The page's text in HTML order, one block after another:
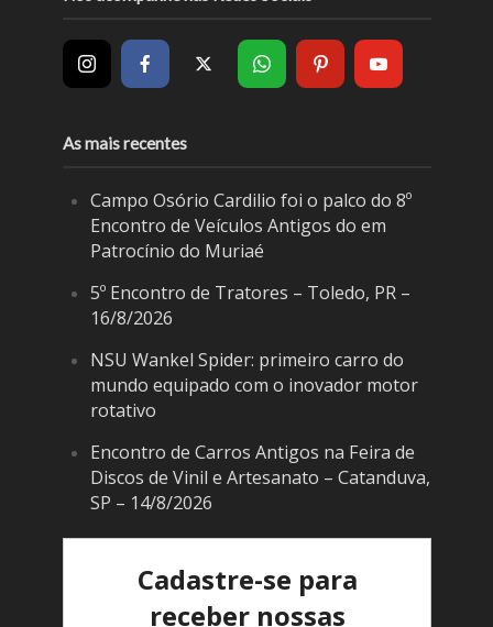
As mais recentes
Campo Osório Cardilio foi o palco do 8º
Encontro de Veículos Antigos do em
Patrocínio do Muriaé
5º Encontro de Tratores – Toledo, PR –
16/8/2026
NSU Wankel Spider: primeiro carro do
mundo equipado com o inovador motor
rotativo
Encontro de Carros Antigos na Feira de
Discos de Vinil e Artesanato – Catanduva,
SP – 14/8/2026